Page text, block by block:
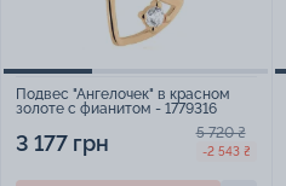
Подвес "Ангелочек" в красном
золоте с фианитом - 1779316
3 177 грн 5 720 ₴
-2 543 ₴